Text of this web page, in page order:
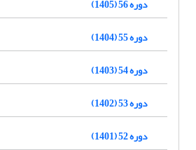
دوره 56 (1405)
دوره 55 (1404)
دوره 54 (1403)
دوره 53 (1402)
دوره 52 (1401)